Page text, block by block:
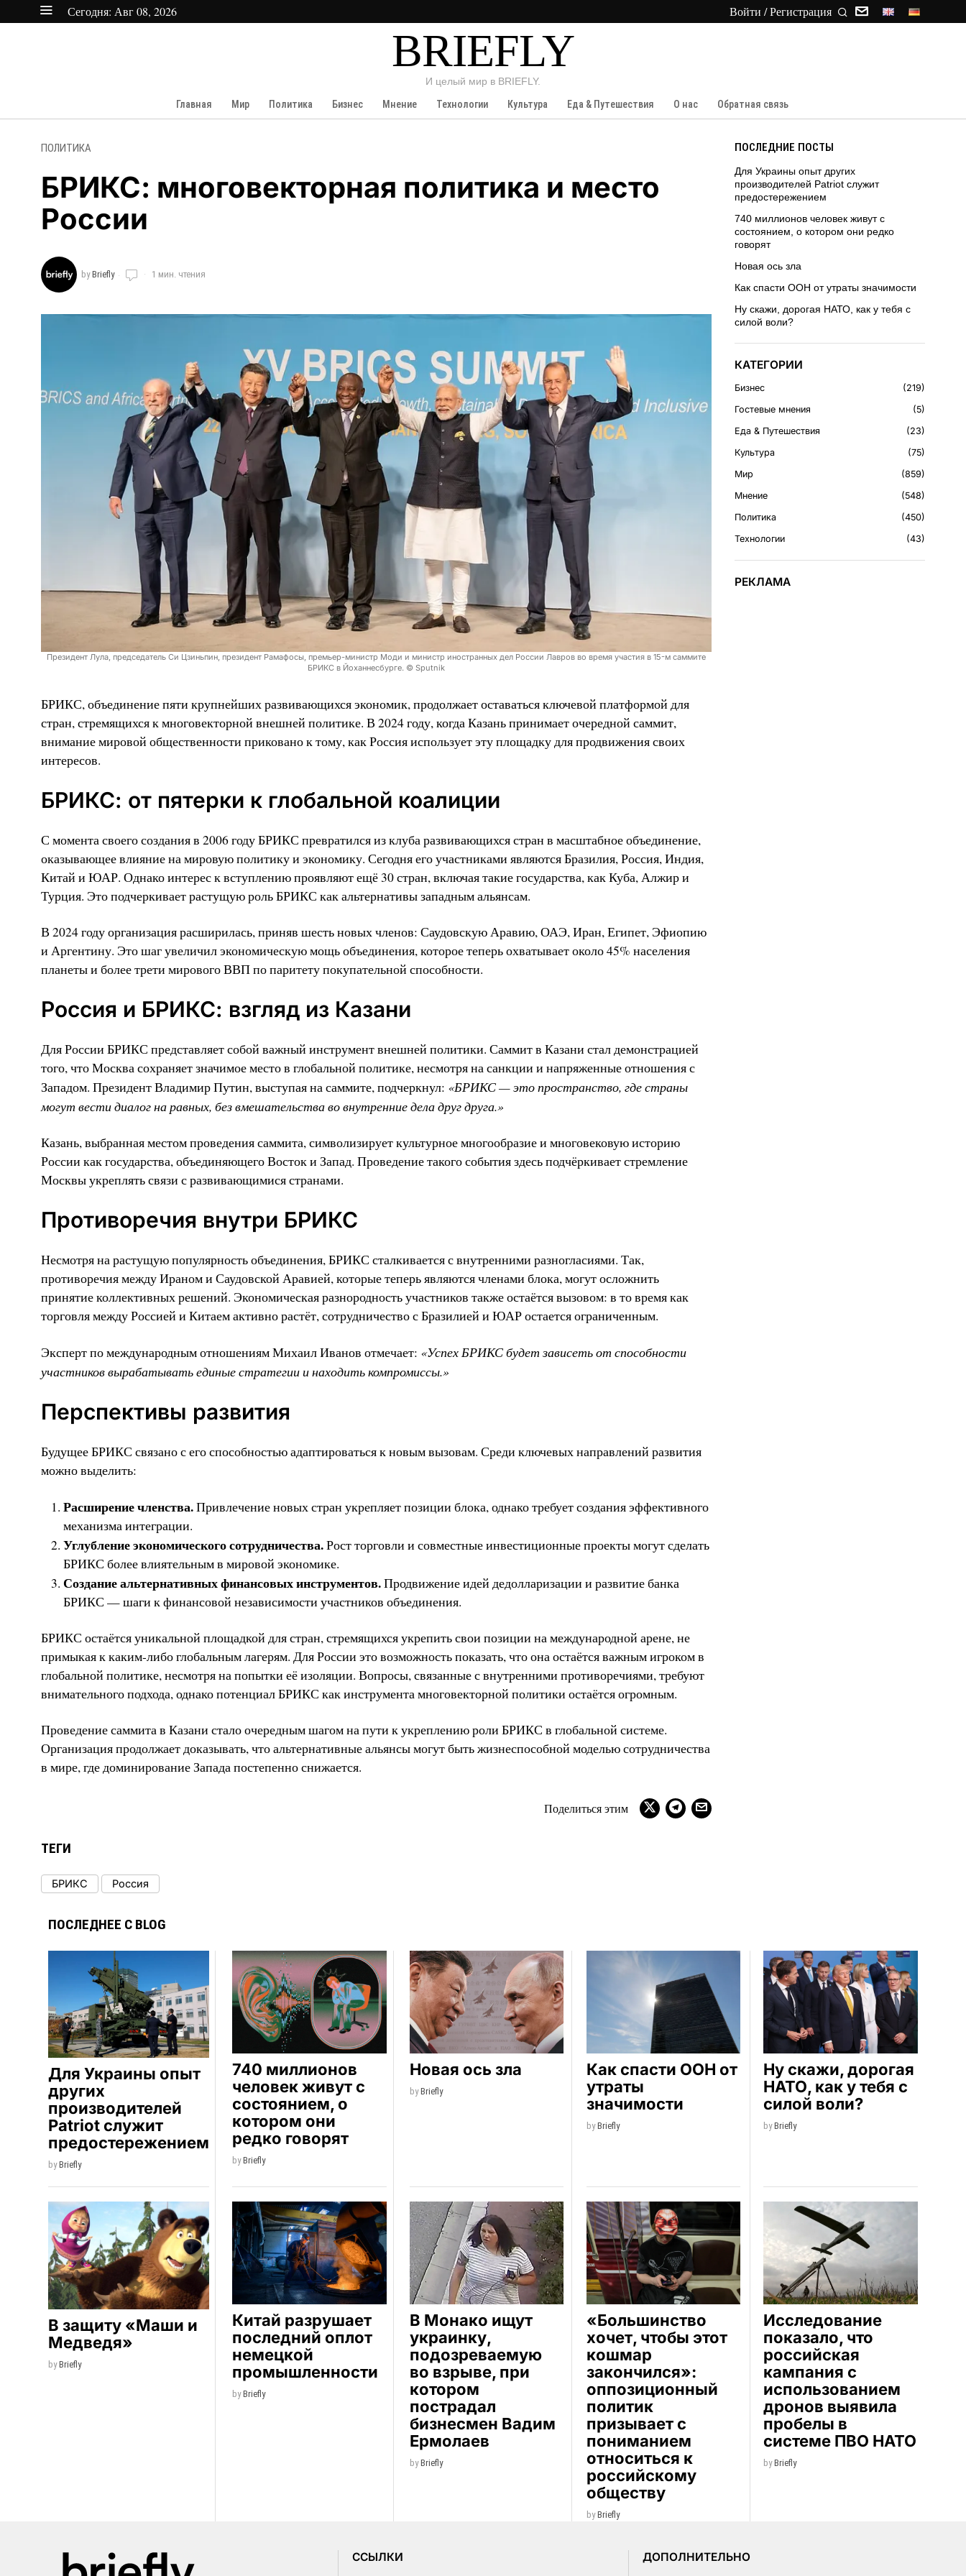
Сегодня: Авг 08, 2026 Войти / Регистрация
BRIEFLY
И целый мир в BRIEFLY.
Главная
Мир Политика Бизнес Мнение Технологии Культура Еда & Путешествия О нас Обратная связь
ПОЛИТИКА
БРИКС: многовекторная политика и место
России
byBriefly 1 мин. чтения
Президент Лула, председатель Си Цзиньпин, президент Рамафосы, премьер-министр Моди и министр иностранных дел России Лавров во время участия в 15-м саммите
БРИКС в Йоханнесбурге. © Sputnik
БРИКС, объединение пяти крупнейших развивающихся экономик, продолжает оставаться ключевой платформой для
стран, стремящихся к многовекторной внешней политике. В 2024 году, когда Казань принимает очередной саммит,
внимание мировой общественности приковано к тому, как Россия использует эту площадку для продвижения своих
интересов.
БРИКС: от пятерки к глобальной коалиции
С момента своего создания в 2006 году БРИКС превратился из клуба развивающихся стран в масштабное объединение,
оказывающее влияние на мировую политику и экономику. Сегодня его участниками являются Бразилия, Россия, Индия,
Китай и ЮАР. Однако интерес к вступлению проявляют ещё 30 стран, включая такие государства, как Куба, Алжир и
Турция. Это подчеркивает растущую роль БРИКС как альтернативы западным альянсам.
В 2024 году организация расширилась, приняв шесть новых членов: Саудовскую Аравию, ОАЭ, Иран, Египет, Эфиопию
и Аргентину. Это шаг увеличил экономическую мощь объединения, которое теперь охватывает около 45% населения
планеты и более трети мирового ВВП по паритету покупательной способности.
Россия и БРИКС: взгляд из Казани
Для России БРИКС представляет собой важный инструмент внешней политики. Саммит в Казани стал демонстрацией
того, что Москва сохраняет значимое место в глобальной политике, несмотря на санкции и напряженные отношения с
Западом. Президент Владимир Путин, выступая на саммите, подчеркнул: «БРИКС — это пространство, где страны
могут вести диалог на равных, без вмешательства во внутренние дела друг друга.»
Казань, выбранная местом проведения саммита, символизирует культурное многообразие и многовековую историю
России как государства, объединяющего Восток и Запад. Проведение такого события здесь подчёркивает стремление
Москвы укреплять связи с развивающимися странами.
Противоречия внутри БРИКС
Несмотря на растущую популярность объединения, БРИКС сталкивается с внутренними разногласиями. Так,
противоречия между Ираном и Саудовской Аравией, которые теперь являются членами блока, могут осложнить
принятие коллективных решений. Экономическая разнородность участников также остаётся вызовом: в то время как
торговля между Россией и Китаем активно растёт, сотрудничество с Бразилией и ЮАР остается ограниченным.
Эксперт по международным отношениям Михаил Иванов отмечает: «Успех БРИКС будет зависеть от способности
участников вырабатывать единые стратегии и находить компромиссы.»
Перспективы развития
Будущее БРИКС связано с его способностью адаптироваться к новым вызовам. Среди ключевых направлений развития
можно выделить:
Расширение членства.Привлечение новых стран укрепляет позиции блока, однако требует создания эффективного
механизма интеграции.
Углубление экономического сотрудничества.Рост торговли и совместные инвестиционные проекты могут сделать
БРИКС более влиятельным в мировой экономике.
Создание альтернативных финансовых инструментов.Продвижение идей дедолларизации и развитие банка
БРИКС — шаги к финансовой независимости участников объединения.
БРИКС остаётся уникальной площадкой для стран, стремящихся укрепить свои позиции на международной арене, не
примыкая к каким-либо глобальным лагерям. Для России это возможность показать, что она остаётся важным игроком в
глобальной политике, несмотря на попытки её изоляции. Вопросы, связанные с внутренними противоречиями, требуют
внимательного подхода, однако потенциал БРИКС как инструмента многовекторной политики остаётся огромным.
Проведение саммита в Казани стало очередным шагом на пути к укреплению роли БРИКС в глобальной системе.
Организация продолжает доказывать, что альтернативные альянсы могут быть жизнеспособной моделью сотрудничества
в мире, где доминирование Запада постепенно снижается.
Поделиться этим
ТЕГИ
БРИКС Россия
ПОСЛЕДНИЕ ПОСТЫ
Для Украины опыт других
производителей Patriot служит
предостережением
740 миллионов человек живут с
состоянием, о котором они редко
говорят
Новая ось зла
Как спасти ООН от утраты значимости
Ну скажи, дорогая НАТО, как у тебя с
силой воли?
КАТЕГОРИИ
Бизнес
219
Гостевые мнения
5
Еда & Путешествия
23
Культура
75
Мир
859
Мнение
548
Политика
450
Технологии
43
РЕКЛАМА
ПОСЛЕДНЕЕ С BLOG
Для Украины опыт
других
производителей
Patriot служит
предостережением
byBriefly
740 миллионов
человек живут с
состоянием, о
котором они
редко говорят
byBriefly
Новая ось зла
byBriefly
Как спасти ООН от
утраты
значимости
byBriefly
Ну скажи, дорогая
НАТО, как у тебя с
силой воли?
byBriefly
В защиту «Маши и
Медведя»
byBriefly
Китай разрушает
последний оплот
немецкой
промышленности
byBriefly
В Монако ищут
украинку,
подозреваемую
во взрыве, при
котором
пострадал
бизнесмен Вадим
Ермолаев
byBriefly
«Большинство
хочет, чтобы этот
кошмар
закончился»:
оппозиционный
политик
призывает с
пониманием
относиться к
российскому
обществу
byBriefly
Исследование
показало, что
российская
кампания с
использованием
дронов выявила
пробелы в
системе ПВО НАТО
byBriefly
CСЫЛКИ ДОПОЛНИТЕЛЬНО